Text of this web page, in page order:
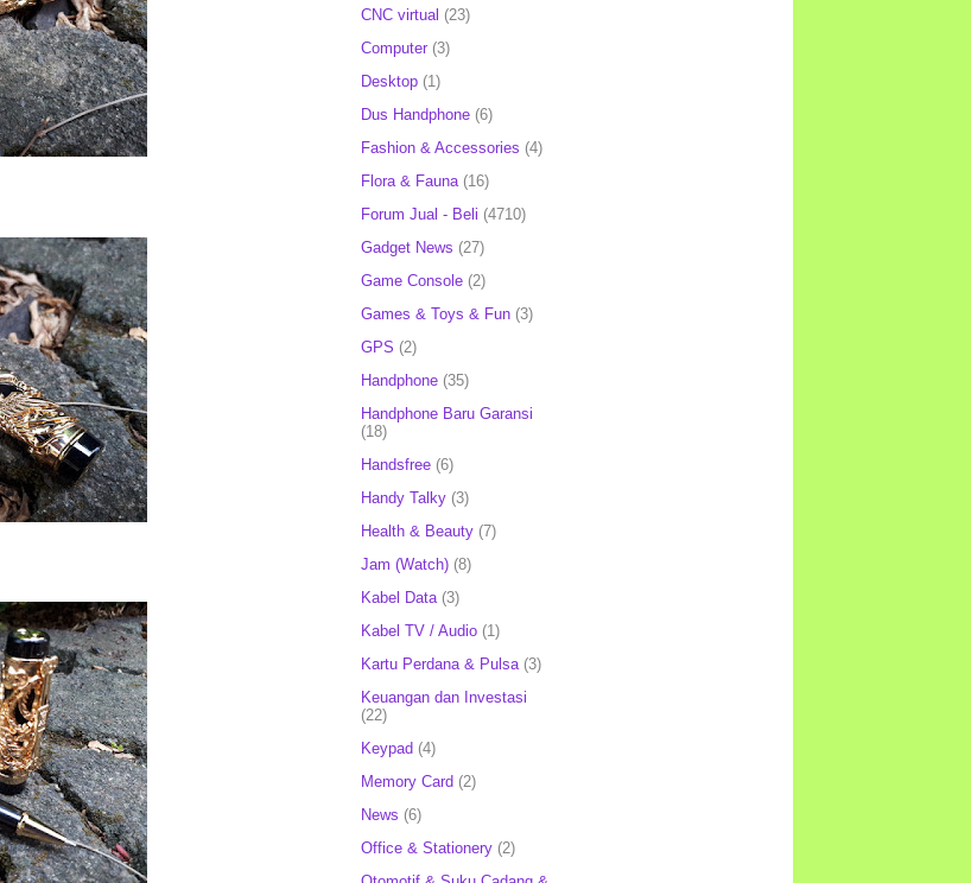
CNC virtual (23)
Computer (3)
Desktop (1)
Dus Handphone (6)
Fashion & Accessories (4)
Flora & Fauna (16)
Forum Jual - Beli (4710)
Gadget News (27)
Game Console (2)
Games & Toys & Fun (3)
GPS (2)
Handphone (35)
Handphone Baru Garansi
(18)
Handsfree (6)
Handy Talky (3)
Health & Beauty (7)
Jam (Watch) (8)
Kabel Data (3)
Kabel TV / Audio (1)
Kartu Perdana & Pulsa (3)
Keuangan dan Investasi
(22)
Keypad (4)
Memory Card (2)
News (6)
Office & Stationery (2)